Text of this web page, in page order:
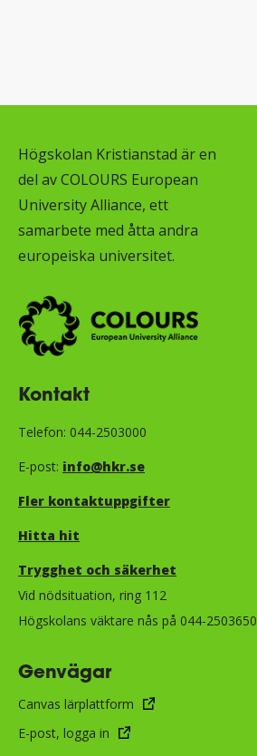
Högskolan Kristianstad är en
del av COLOURS European
University Alliance, ett
samarbete med åtta andra
europeiska universitet.
Kontakt
Telefon: 044-2503000
E-post: info@hkr.se
Fler kontaktuppgifter
Hitta hit
Trygghet och säkerhet​​​​​​​​​​​
Vid nödsituation, ring 112
Högskolans väktare nås på 044-2503650
Genvägar
Canvas lärplattform
E-post, logga in